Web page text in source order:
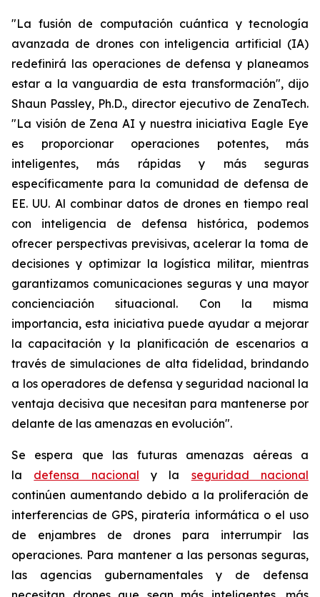
"La fusión de computación cuántica y tecnología
avanzada de drones con inteligencia artificial (IA)
redefinirá las operaciones de defensa y planeamos
estar a la vanguardia de esta transformación", dijo
Shaun Passley, Ph.D., director ejecutivo de ZenaTech.
"La visión de Zena AI y nuestra iniciativa Eagle Eye
es proporcionar operaciones potentes, más
inteligentes, más rápidas y más seguras
específicamente para la comunidad de defensa de
EE. UU. Al combinar datos de drones en tiempo real
con inteligencia de defensa histórica, podemos
ofrecer perspectivas previsivas, acelerar la toma de
decisiones y optimizar la logística militar, mientras
garantizamos comunicaciones seguras y una mayor
concienciación situacional. Con la misma
importancia, esta iniciativa puede ayudar a mejorar
la capacitación y la planificación de escenarios a
través de simulaciones de alta fidelidad, brindando
a los operadores de defensa y seguridad nacional la
ventaja decisiva que necesitan para mantenerse por
delante de las amenazas en evolución".
Se espera que las futuras amenazas aéreas a
la defensa nacional y la seguridad nacional
continúen aumentando debido a la proliferación de
interferencias de GPS, piratería informática o el uso
de enjambres de drones para interrumpir las
operaciones. Para mantener a las personas seguras,
las agencias gubernamentales y de defensa